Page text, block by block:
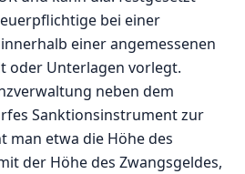
bei einer
einer angemessenen
oder Unterlagen vorlegt.
neben dem
Sanktionsinstrument zur
man etwa die Höhe des
der Höhe des Zwangsgeldes,